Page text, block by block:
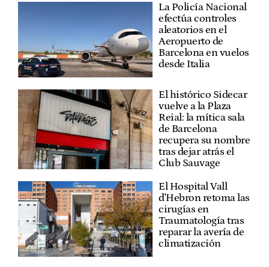
La Policía Nacional
efectúa controles
aleatorios en el
Aeropuerto de
Barcelona en vuelos
desde Italia
El histórico Sidecar
vuelve a la Plaza
Reial: la mítica sala
de Barcelona
recupera su nombre
tras dejar atrás el
Club Sauvage
El Hospital Vall
d'Hebron retoma las
cirugías en
Traumatología tras
reparar la avería de
climatización